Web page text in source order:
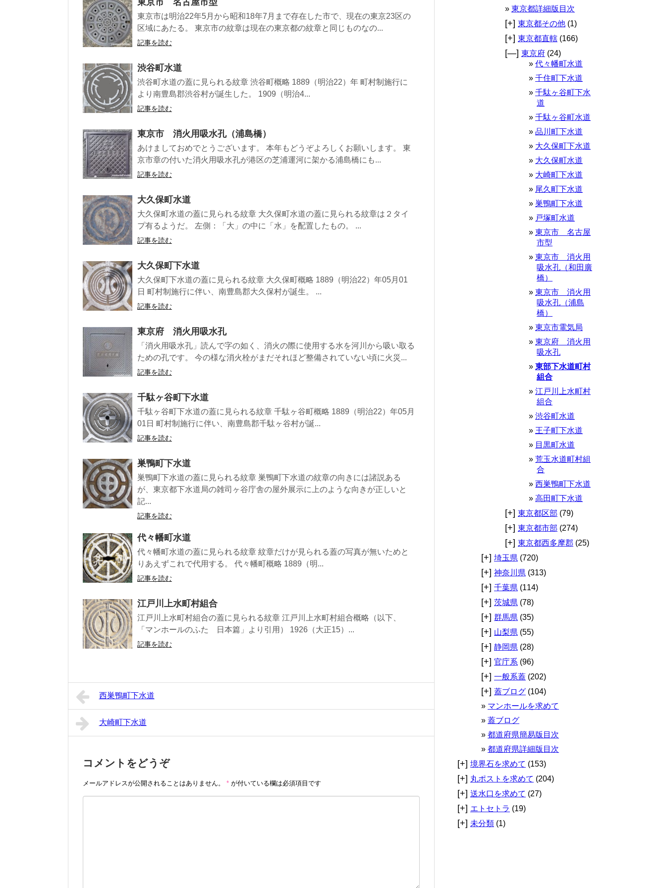
東京市 名古屋市型
東京市は明治22年5月から昭和18年7月まで存在した市で、現在の東京23区の
区域にあたる。 東京市の紋章は現在の東京都の紋章と同じものなの...
記事を読む
渋谷町水道
渋谷町水道の蓋に見られる紋章 渋谷町概略 1889（明治22）年 町村制施行に
より南豊島郡渋谷村が誕生した。 1909（明治4...
記事を読む
東京市 消火用吸水孔（浦島橋）
あけましておめでとうございます。 本年もどうぞよろしくお願いします。 東
京市章の付いた消火用吸水孔が港区の芝浦運河に架かる浦島橋にも...
記事を読む
大久保町水道
大久保町水道の蓋に見られる紋章 大久保町水道の蓋に見られる紋章は２タイ
プ有るようだ。 左側：「大」の中に「水」を配置したもの。 ...
記事を読む
大久保町下水道
大久保町下水道の蓋に見られる紋章 大久保町概略 1889（明治22）年05月01
日 町村制施行に伴い、南豊島郡大久保村が誕生。 ...
記事を読む
東京府 消火用吸水孔
「消火用吸水孔」読んで字の如く、消火の際に使用する水を河川から吸い取る
ための孔です。 今の様な消火栓がまだそれほど整備されていない頃に火災...
記事を読む
千駄ヶ谷町下水道
千駄ヶ谷町下水道の蓋に見られる紋章 千駄ヶ谷町概略 1889（明治22）年05月
01日 町村制施行に伴い、南豊島郡千駄ヶ谷村が誕...
記事を読む
巣鴨町下水道
巣鴨町下水道の蓋に見られる紋章 巣鴨町下水道の紋章の向きには諸説ある
が、東京都下水道局の雑司ヶ谷庁舎の屋外展示に上のような向きが正しいと
記...
記事を読む
代々幡町水道
代々幡町水道の蓋に見られる紋章 紋章だけが見られる蓋の写真が無いためと
りあえずこれで代用する。 代々幡町概略 1889（明...
記事を読む
江戸川上水町村組合
江戸川上水町村組合の蓋に見られる紋章 江戸川上水町村組合概略（以下、
「マンホールのふた 日本篇」より引用） 1926（大正15）...
記事を読む
西巣鴨町下水道
大崎町下水道
コメントをどうぞ
メールアドレスが公開されることはありません。 * が付いている欄は必須項目です
東京都詳細版目次
[+] 東京都その他 (1)
[+] 東京都直轄 (166)
[—] 東京府 (24)
代々幡町水道
千住町下水道
千駄ヶ谷町下水
道
千駄ヶ谷町水道
品川町下水道
大久保町下水道
大久保町水道
大崎町下水道
尾久町下水道
巣鴨町下水道
戸塚町水道
東京市 名古屋
市型
東京市 消火用
吸水孔（和田廣
橋）
東京市 消火用
吸水孔（浦島
橋）
東京市電気局
東京府 消火用
吸水孔
東部下水道町村
組合
江戸川上水町村
組合
渋谷町水道
王子町下水道
目黒町水道
荒玉水道町村組
合
西巣鴨町下水道
高田町下水道
[+] 東京都区部 (79)
[+] 東京都市部 (274)
[+] 東京都西多摩郡 (25)
[+] 埼玉県 (720)
[+] 神奈川県 (313)
[+] 千葉県 (114)
[+] 茨城県 (78)
[+] 群馬県 (35)
[+] 山梨県 (55)
[+] 静岡県 (28)
[+] 官庁系 (96)
[+] 一般系蓋 (202)
[+] 蓋ブログ (104)
マンホールを求めて
蓋ブログ
都道府県簡易版目次
都道府県詳細版目次
[+] 境界石を求めて (153)
[+] 丸ポストを求めて (204)
[+] 送水口を求めて (27)
[+] エトセトラ (19)
[+] 未分類 (1)